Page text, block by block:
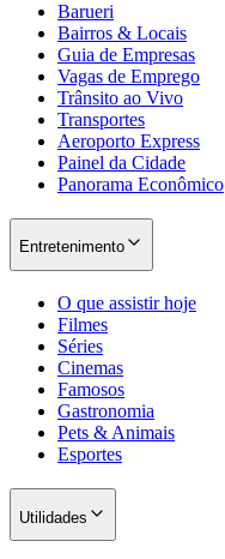
Barueri
Bairros & Locais
Guia de Empresas
Vagas de Emprego
Trânsito ao Vivo
Transportes
Aeroporto Express
Painel da Cidade
Panorama Econômico
Entretenimento
O que assistir hoje
Filmes
Séries
Cinemas
Famosos
Gastronomia
Pets & Animais
Esportes
Utilidades